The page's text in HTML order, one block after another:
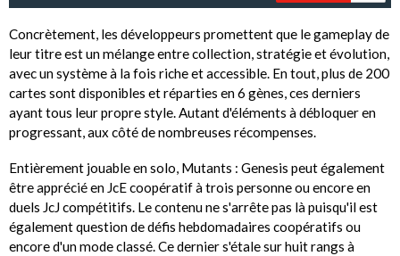
Concrètement, les développeurs promettent que le gameplay de
leur titre est un mélange entre collection, stratégie et évolution,
avec un système à la fois riche et accessible. En tout, plus de 200
cartes sont disponibles et réparties en 6 gènes, ces derniers
ayant tous leur propre style. Autant d'éléments à débloquer en
progressant, aux côté de nombreuses récompenses.
Entièrement jouable en solo, Mutants : Genesis peut également
être apprécié en JcE coopératif à trois personne ou encore en
duels JcJ compétitifs. Le contenu ne s'arrête pas là puisqu'il est
également question de défis hebdomadaires coopératifs ou
encore d'un mode classé. Ce dernier s'étale sur huit rangs à